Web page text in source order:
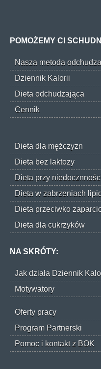
POMOŻEMY CI
Nasza metoda
Dziennik Kalorii
Dieta odchudzająca
Cennik
Dieta dla mężczyzn
Dieta bez laktozy
Dieta przy
Dieta w zabrzeniach
Dieta przeciwko
Dieta dla cukrzyków
NA SKRÓTY:
Jak działa Dziennik
Motywatory
Oferty pracy
Program Partnerski
Pomoc i kontakt z BOK